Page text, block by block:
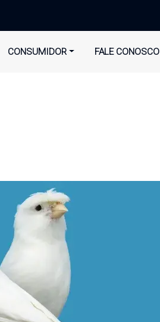
CONSUMIDOR FALE CONOSCO